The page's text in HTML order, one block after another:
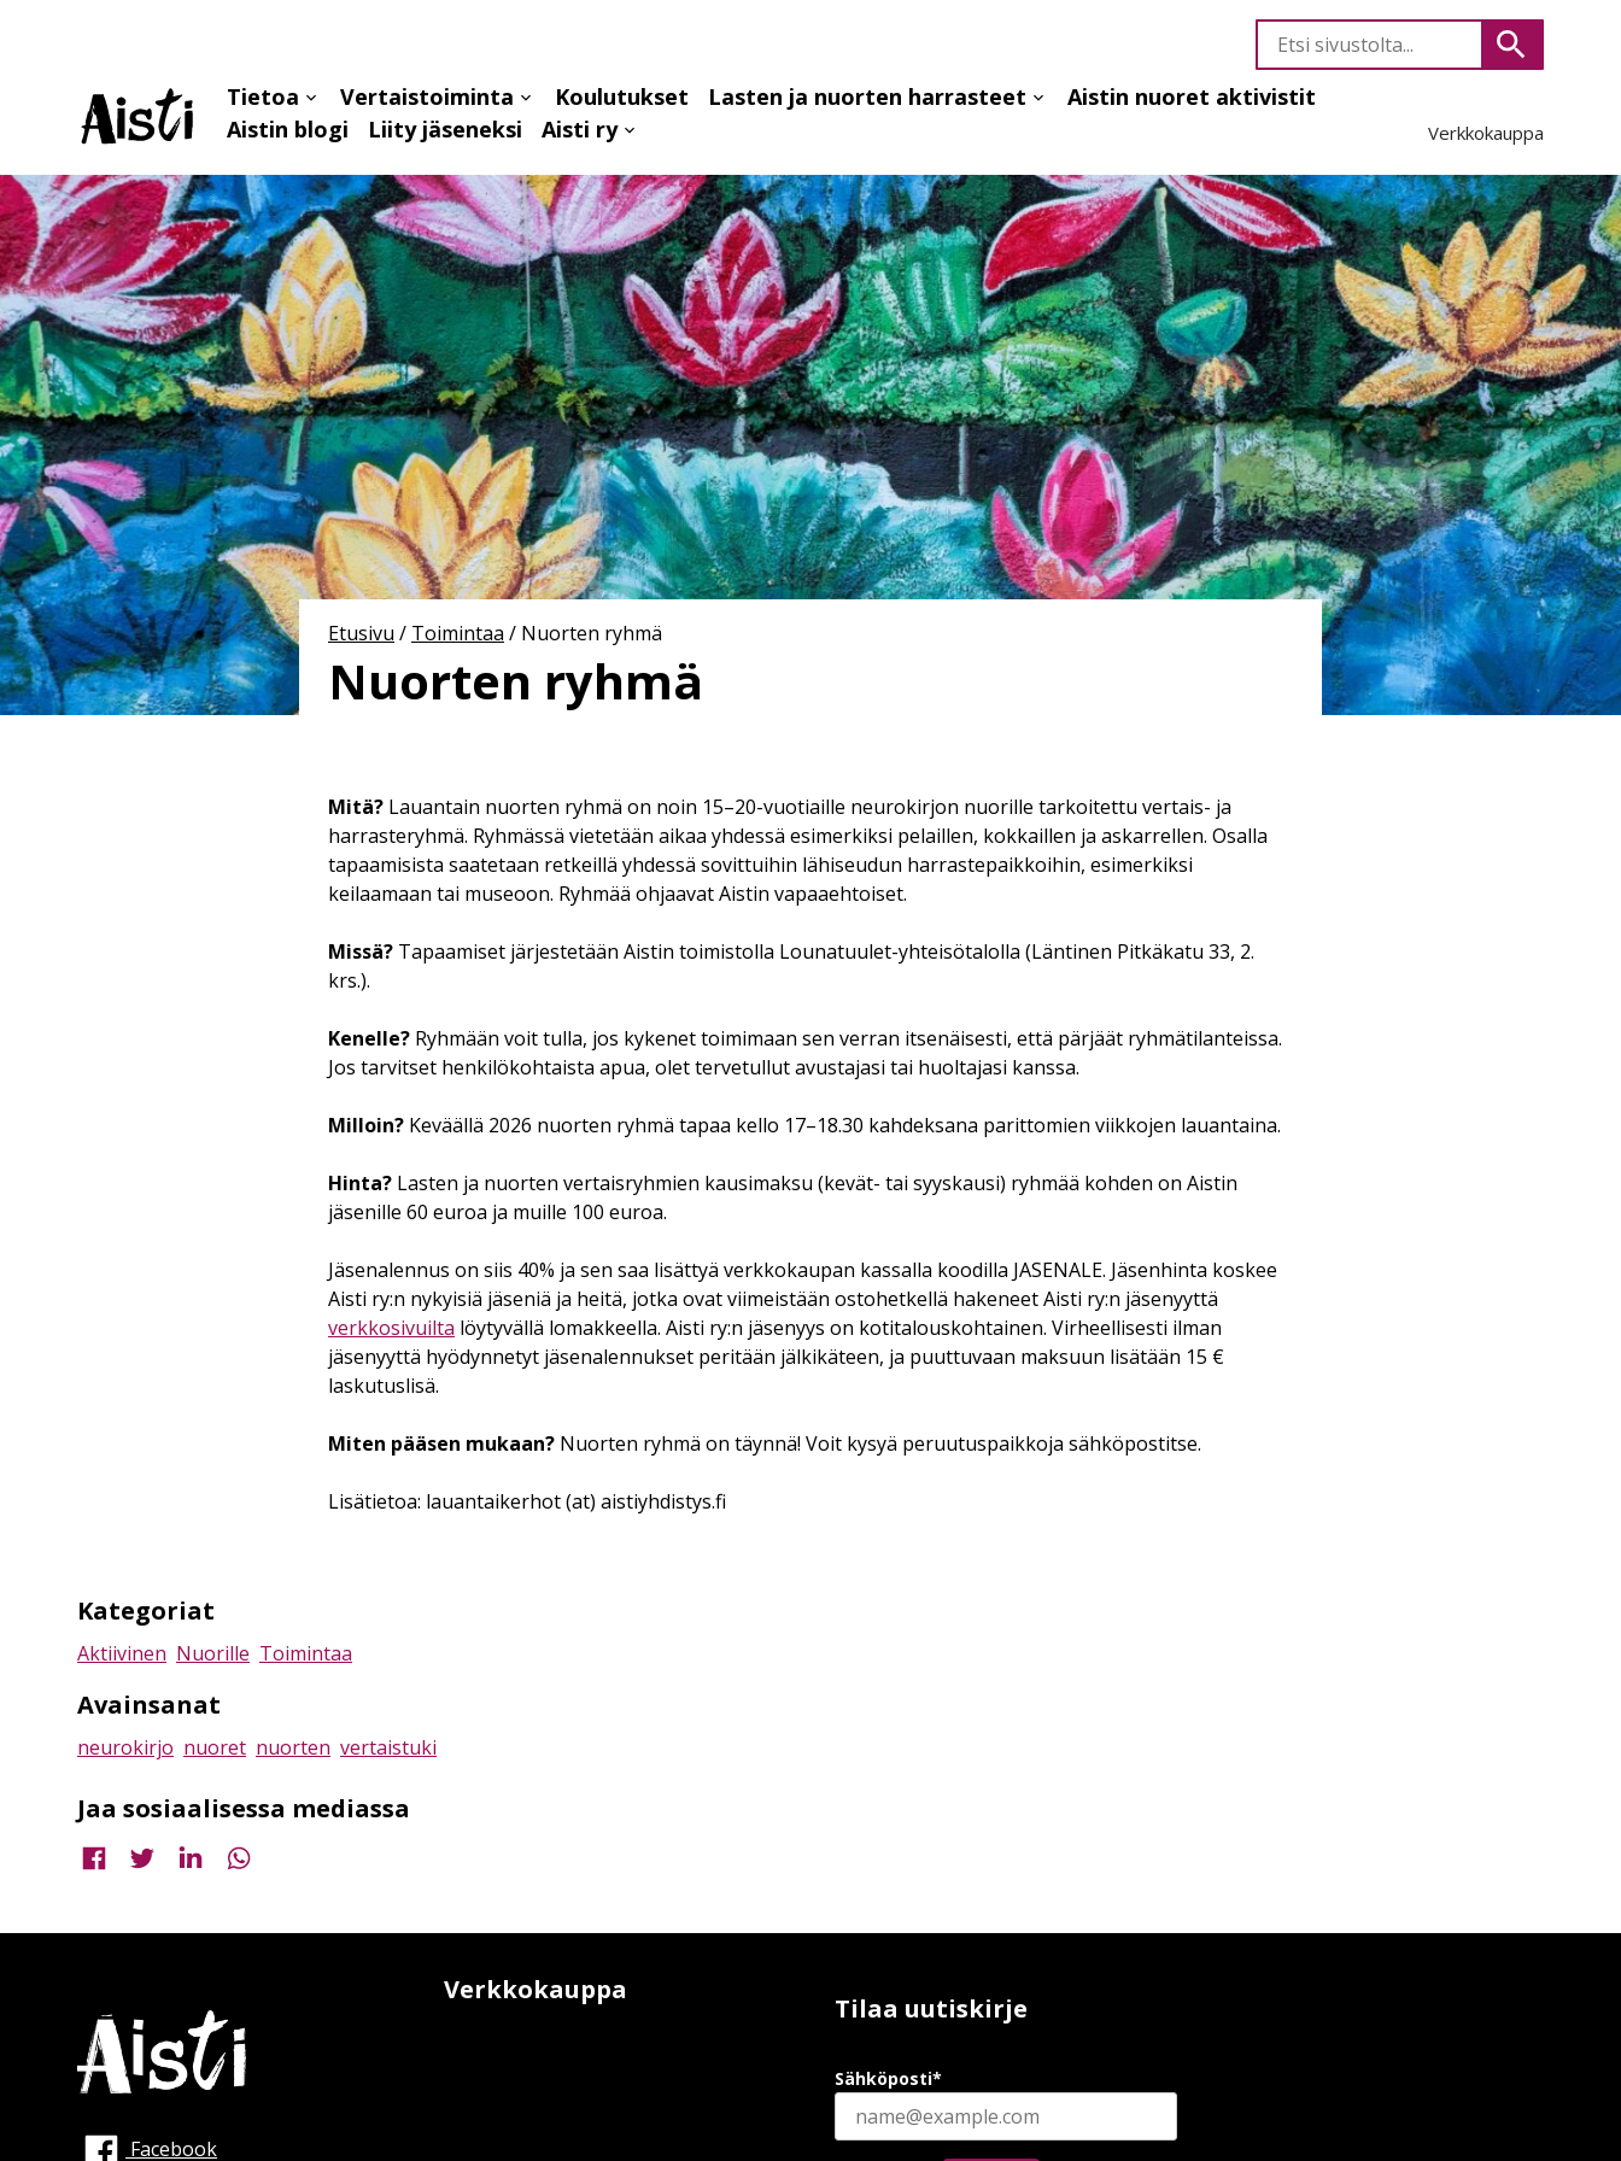
Etsi
sivustolta
Tietoa
Avaa
alavalikko
Vertaistoiminta
Avaa
Koulutukset Lasten ja nuorten harrasteet
Aistin nuoret aktivistit
Aistin blogi
Liity jäseneksi Aisti ry
alavalikko
Verkkokauppa
Etusivu / Toimintaa / Nuorten ryhmä
Nuorten ryhmä
Mitä? Lauantain nuorten ryhmä on noin 15–20-vuotiaille neurokirjon nuorille tarkoitettu vertais- ja
harrasteryhmä. Ryhmässä vietetään aikaa yhdessä esimerkiksi pelaillen, kokkaillen ja askarrellen. Osalla
tapaamisista saatetaan retkeillä yhdessä sovittuihin lähiseudun harrastepaikkoihin, esimerkiksi
keilaamaan tai museoon. Ryhmää ohjaavat Aistin vapaaehtoiset.
Missä? Tapaamiset järjestetään Aistin toimistolla Lounatuulet-yhteisötalolla (Läntinen Pitkäkatu 33, 2.
krs.).
Kenelle? Ryhmään voit tulla, jos kykenet toimimaan sen verran itsenäisesti, että pärjäät ryhmätilanteissa.
Jos tarvitset henkilökohtaista apua, olet tervetullut avustajasi tai huoltajasi kanssa.
Milloin? Keväällä 2026 nuorten ryhmä tapaa kello 17–18.30 kahdeksana parittomien viikkojen lauantaina.
Hinta? Lasten ja nuorten vertaisryhmien kausimaksu (kevät- tai syyskausi) ryhmää kohden on Aistin
jäsenille 60 euroa ja muille 100 euroa.
Jäsenalennus on siis 40% ja sen saa lisättyä verkkokaupan kassalla koodilla JASENALE. Jäsenhinta koskee
Aisti ry:n nykyisiä jäseniä ja heitä, jotka ovat viimeistään ostohetkellä hakeneet Aisti ry:n jäsenyyttä
verkkosivuilta löytyvällä lomakkeella. Aisti ry:n jäsenyys on kotitalouskohtainen. Virheellisesti ilman
jäsenyyttä hyödynnetyt jäsenalennukset peritään jälkikäteen, ja puuttuvaan maksuun lisätään 15 €
laskutuslisä.
Miten pääsen mukaan? Nuorten ryhmä on täynnä! Voit kysyä peruutuspaikkoja sähköpostitse.
Lisätietoa: lauantaikerhot (at) aistiyhdistys.fi
Kategoriat
Aktiivinen Nuorille Toimintaa
Avainsanat
neurokirjo nuoret nuorten vertaistuki
Jaa sosiaalisessa mediassa
Jaa Facebookissa
Jaa TwitterissäJaa LinkedInissä
Facebook
Verkkokauppa
Tilaa uutiskirje
Sähköposti*